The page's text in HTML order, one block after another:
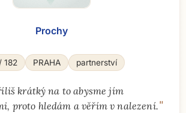
Prochy
182 PRAHA partnerství
krátký na to abysme jím
proto hledám a věřím v nalezení."